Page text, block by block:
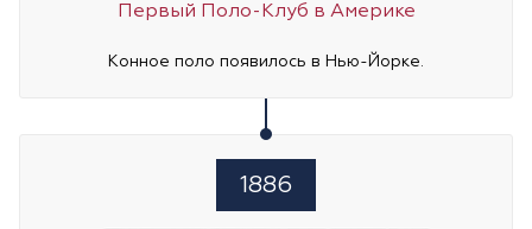
Первый Поло-Клуб в Америке
Конное поло появилось в Нью-Йорке.
1886